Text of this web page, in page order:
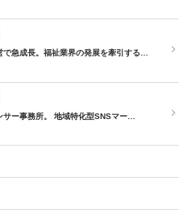
急成長。福祉業界の発展を牽引する…
サー事務所。 地域特化型SNSマー…